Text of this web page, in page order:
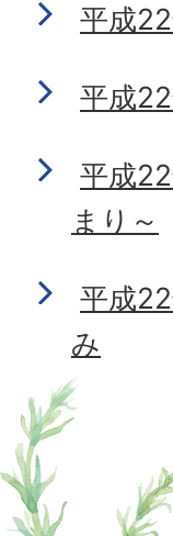
平成
平成
平成
まり～
平成
み